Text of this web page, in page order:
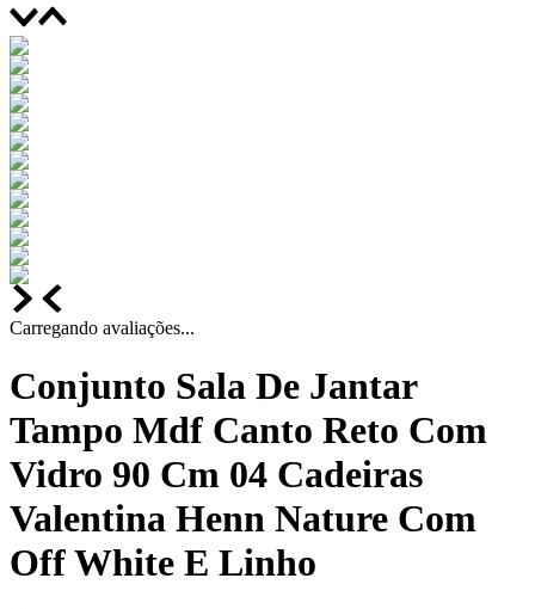
Carregando avaliações...
Conjunto Sala De Jantar
Tampo Mdf Canto Reto Com
Vidro 90 Cm 04 Cadeiras
Valentina Henn Nature Com
Off White E Linho